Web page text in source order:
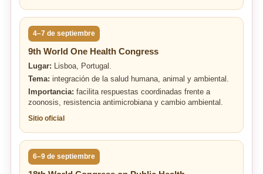
4–7 de septiembre
9th World One Health Congress
Lugar: Lisboa, Portugal.
Tema: integración de la salud humana, animal y ambiental.
Importancia: facilita respuestas coordinadas frente a
zoonosis, resistencia antimicrobiana y cambio ambiental.
Sitio oficial
6–9 de septiembre